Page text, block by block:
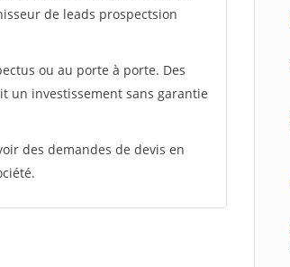
de leads prospectsion
ou au porte à porte. Des
un investissement sans garantie
des demandes de devis en